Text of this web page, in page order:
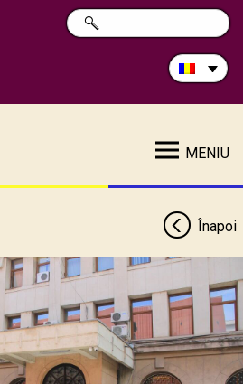
Caută
în
CAUTĂ
MENIU
Înapoi